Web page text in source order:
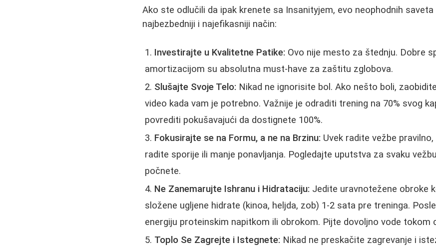
Ako ste odlučili da ipak krenete sa Insanityjem, evo neophodnih
najbezbedniji i najefikasniji način:
Investirajte u Kvalitetne Patike: Ovo nije mesto za štednju. Dobre
amortizacijom su absolutna must-have za zaštitu zglobova.
Slušajte Svoje Telo: Nikad ne ignorisite bol. Ako nešto boli,
video kada vam je potrebno. Važnije je odraditi trening na 70% svog
povrediti pokušavajući da dostignete 100%.
Fokusirajte se na Formu, a ne na Brzinu: Uvek radite vežbe
radite sporije ili manje ponavljanja. Pogledajte uputstva za svaku
počnete.
Ne Zanemarujte Ishranu i Hidrataciju: Jedite uravnotežene obroke
složene ugljene hidrate (kinoa, heljda, zob) 1-2 sata pre treninga.
energiju proteinskim napitkom ili obrokom. Pijte dovoljno vode tokom
Toplo Se Zagrejte i Istegnete: Nikad ne preskačite zagrevanje i